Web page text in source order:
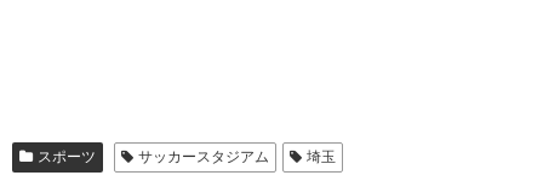
スポーツ サッカースタジアム 埼玉